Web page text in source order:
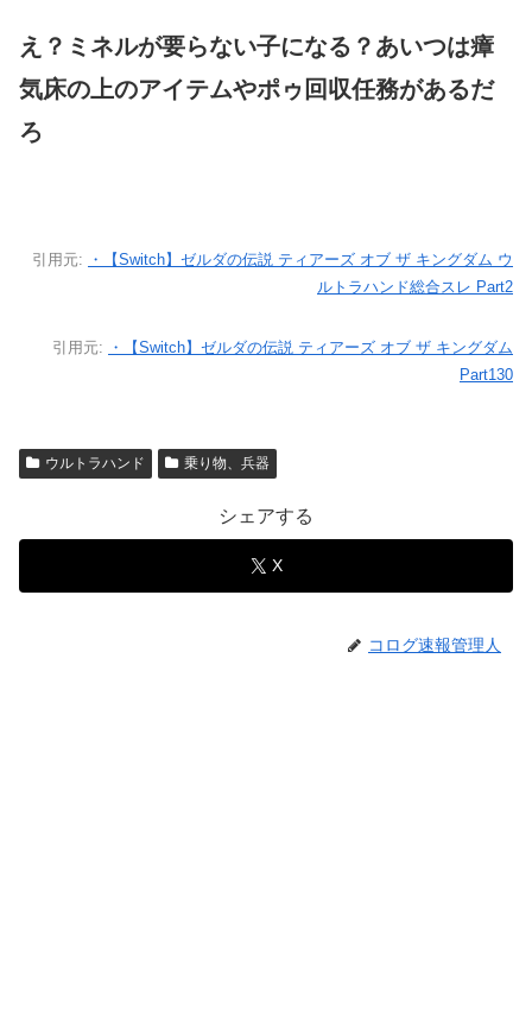
え？ミネルが要らない子になる？あいつは瘴
気床の上のアイテムやポゥ回収任務があるだ
ろ
引用元:
・【Switch】ゼルダの伝説 ティアーズ オブ ザ キングダム ウ
ルトラハンド総合スレ Part2
引用元:
・【Switch】ゼルダの伝説 ティアーズ オブ ザ キングダム
Part130
ウルトラハンド 乗り物、兵器
シェアする
X
コログ速報管理人